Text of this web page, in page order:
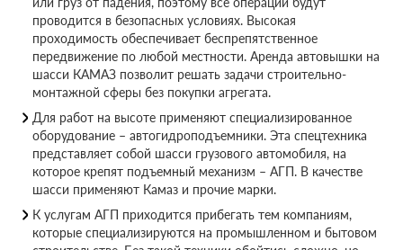
проводится в безопасных условиях. Высокая
проходимость обеспечивает беспрепятственное
передвижение по любой местности. Аренда автовышки на
шасси КАМАЗ позволит решать задачи строительно-
монтажной сферы без покупки агрегата.
Для работ на высоте применяют специализированное
оборудование – автогидроподъемники. Эта спецтехника
представляет собой шасси грузового автомобиля, на
которое крепят подъемный механизм – АГП. В качестве
шасси применяют Камаз и прочие марки.
К услугам АГП приходится прибегать тем компаниям,
которые специализируются на промышленном и бытовом